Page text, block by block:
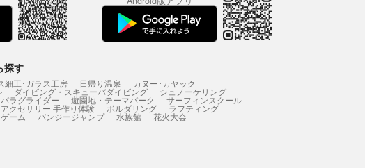
探す
細工･ガラス工房 日帰り温泉 カヌー･カヤック
ダイビング・スキューバダイビング シュノーケリング
パラグライダー 遊園地・テーマパーク サーフィンスクール
クセサリー 手作り体験 ボルダリング ラフティング
ーム バンジージャンプ 水族館 花火大会